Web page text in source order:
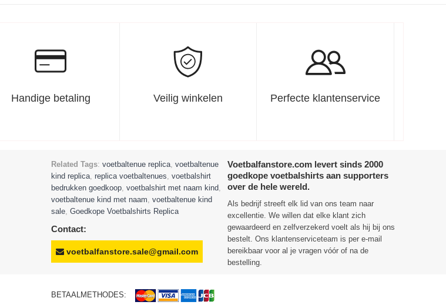
Handige betaling Veilig winkelen Perfecte klantenservice
Related Tags: voetbaltenue replica, voetbaltenue
kind replica, replica voetbaltenues, voetbalshirt
bedrukken goedkoop, voetbalshirt met naam kind,
voetbaltenue kind met naam, voetbaltenue kind
sale, Goedkope Voetbalshirts Replica
Contact:
voetbalfanstore.sale@gmail.com
Voetbalfanstore.com levert sinds 2000
goedkope voetbalshirts aan supporters
over de hele wereld.
Als bedrijf streeft elk lid van ons team naar
excellentie. We willen dat elke klant zich
gewaardeerd en zelfverzekerd voelt als hij bij ons
bestelt. Ons klantenserviceteam is per e-mail
bereikbaar voor al je vragen vóór of na de
bestelling.
BETAALMETHODES: